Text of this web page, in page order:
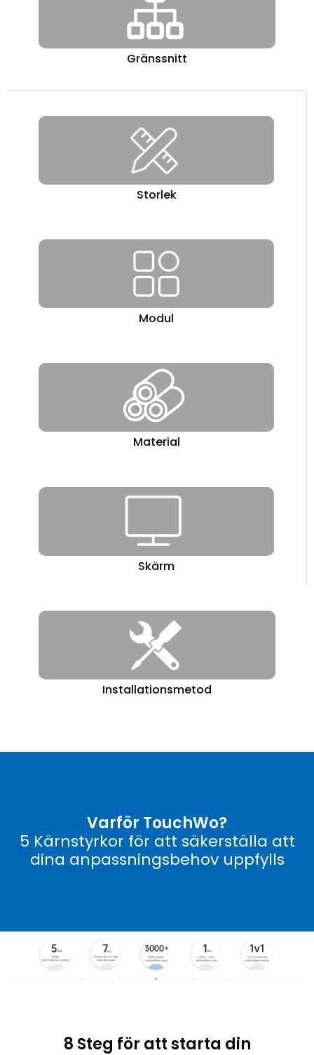
Gränssnitt
Storlek
Modul
Material
Skärm
Installationsmetod
Varför TouchWo?
5 Kärnstyrkor för att säkerställa att
dina anpassningsbehov uppfylls
8 Steg för att starta din